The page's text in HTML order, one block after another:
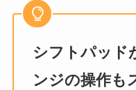
シフトパッド
ンジの操作も